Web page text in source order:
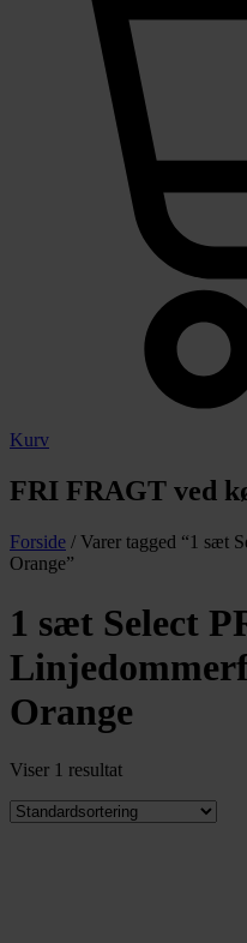
Kurv
FRI FRAGT ved
Forside / Varer tagged “1 sæt
Orange”
1 sæt Select
Orange
Viser 1 resultat